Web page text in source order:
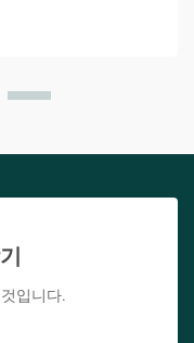
입니다.